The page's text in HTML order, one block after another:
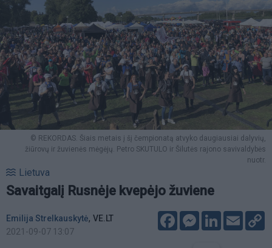
© REKORDAS. Šiais metais į šį čempionatą atvyko daugiausiai dalyvių,
žiūrovų ir žuvienės mėgėjų. Petro SKUTULO ir Šilutės rajono savivaldybės
nuotr.
Lietuva
Savaitgalį Rusnėje kvepėjo žuviene
Emilija Strelkauskytė, VE.LT
2021-09-07 13:07
FacebookMessenger
LinkedIn
Email